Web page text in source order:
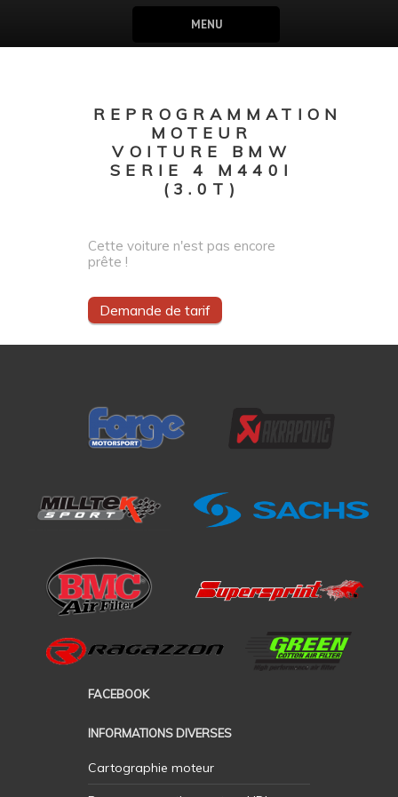
MENU
REPROGRAMMATION
MOTEUR
VOITURE BMW
SERIE 4 M440I
(3.0T)
Cette voiture n'est pas encore
prête !
Demande de tarif
FACEBOOK
INFORMATIONS DIVERSES
Cartographie moteur